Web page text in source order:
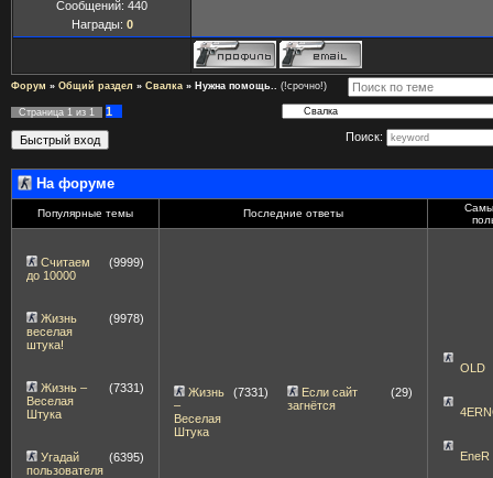
Сообщений: 440
Награды: 0
Форум » Общий раздел » Свалка » Нужна помощь.. (!срочно!)
Страница 1 из 1
1
Поиск:
На форуме
Популярные темы Последние ответы
Считаем
до 10000
(9999)
Жизнь
веселая
штука!
(9978)
Жизнь –
Веселая
Штука
(7331)
Угадай
пользователя
(6395)
Жизнь
–
Веселая
Штука
(7331)
Если сайт
загнётся
(29)
OLD
EneR